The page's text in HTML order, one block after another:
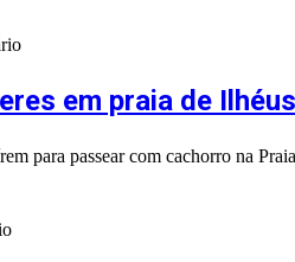
em praia de
para passear com cachorro na